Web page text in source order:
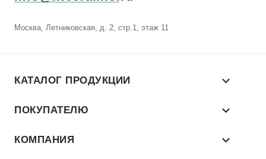
Москва, Летниковская, д. 2, стр.1, этаж 11
КАТАЛОГ ПРОДУКЦИИ
ПОКУПАТЕЛЮ
КОМПАНИЯ